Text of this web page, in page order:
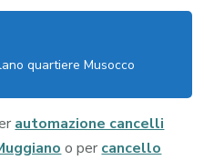
quartiere Musocco
automazione cancelli
o percancello